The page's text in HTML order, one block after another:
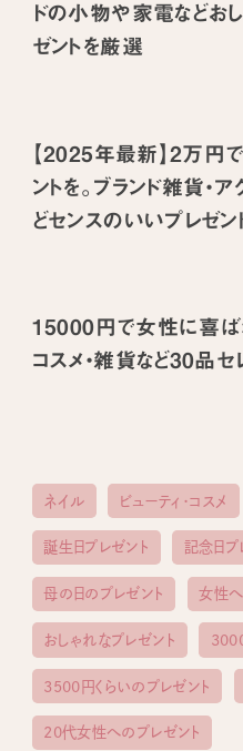
ドの小物や家電などお
ゼントを厳選
【2025年最新】2万円
ントを。ブランド雑貨・
どセンスのいいプレゼン
15000円で女性に喜ばれ
コスメ・雑貨など30品セ
ネイル ビューティ・コスメ
誕生日プレゼント 記念日プ
母の日のプレゼント 女性へ
おしゃれなプレゼント
3500円くらいのプレゼント
20代女性へのプレゼント